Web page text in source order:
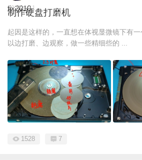
fix2010
2025-6-11
制作硬盘打磨机
起因是这样的，一直想在体视显微镜下有
以边打磨、边观察，做一些精细些的 ...
1528 7